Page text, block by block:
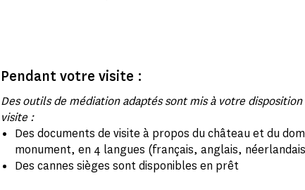
Pendant votre visite :
Des outils de médiation adaptés sont mis à votre
visite :
Des documents de visite à propos du château et du
monument, en 4 langues (français, anglais,
Des cannes sièges sont disponibles en prêt